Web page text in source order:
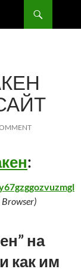
:
на
как им